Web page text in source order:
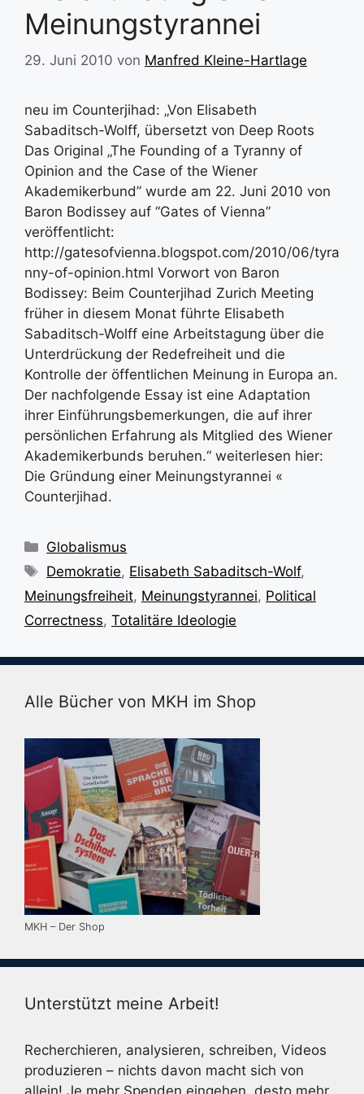
Meinungstyrannei
29. Juni 2010 von Manfred Kleine-Hartlage
neu im Counterjihad: „Von Elisabeth
Sabaditsch-Wolff, übersetzt von Deep Roots
Das Original „The Founding of a Tyranny of
Opinion and the Case of the Wiener
Akademikerbund” wurde am 22. Juni 2010 von
Baron Bodissey auf “Gates of Vienna”
veröffentlicht:
http://gatesofvienna.blogspot.com/2010/06/tyra
nny-of-opinion.html Vorwort von Baron
Bodissey: Beim Counterjihad Zurich Meeting
früher in diesem Monat führte Elisabeth
Sabaditsch-Wolff eine Arbeitstagung über die
Unterdrückung der Redefreiheit und die
Kontrolle der öffentlichen Meinung in Europa an.
Der nachfolgende Essay ist eine Adaptation
ihrer Einführungsbemerkungen, die auf ihrer
persönlichen Erfahrung als Mitglied des Wiener
Akademikerbunds beruhen.“ weiterlesen hier:
Die Gründung einer Meinungstyrannei «
Counterjihad.
Kategorien
Globalismus
Schlagwörter
Demokratie, Elisabeth Sabaditsch-Wolf,
Meinungsfreiheit, Meinungstyrannei, Political
Correctness, Totalitäre Ideologie
Alle Bücher von MKH im Shop
MKH – Der Shop
Unterstützt meine Arbeit!
Recherchieren, analysieren, schreiben, Videos
produzieren – nichts davon macht sich von
allein! Je mehr Spenden eingehen, desto mehr